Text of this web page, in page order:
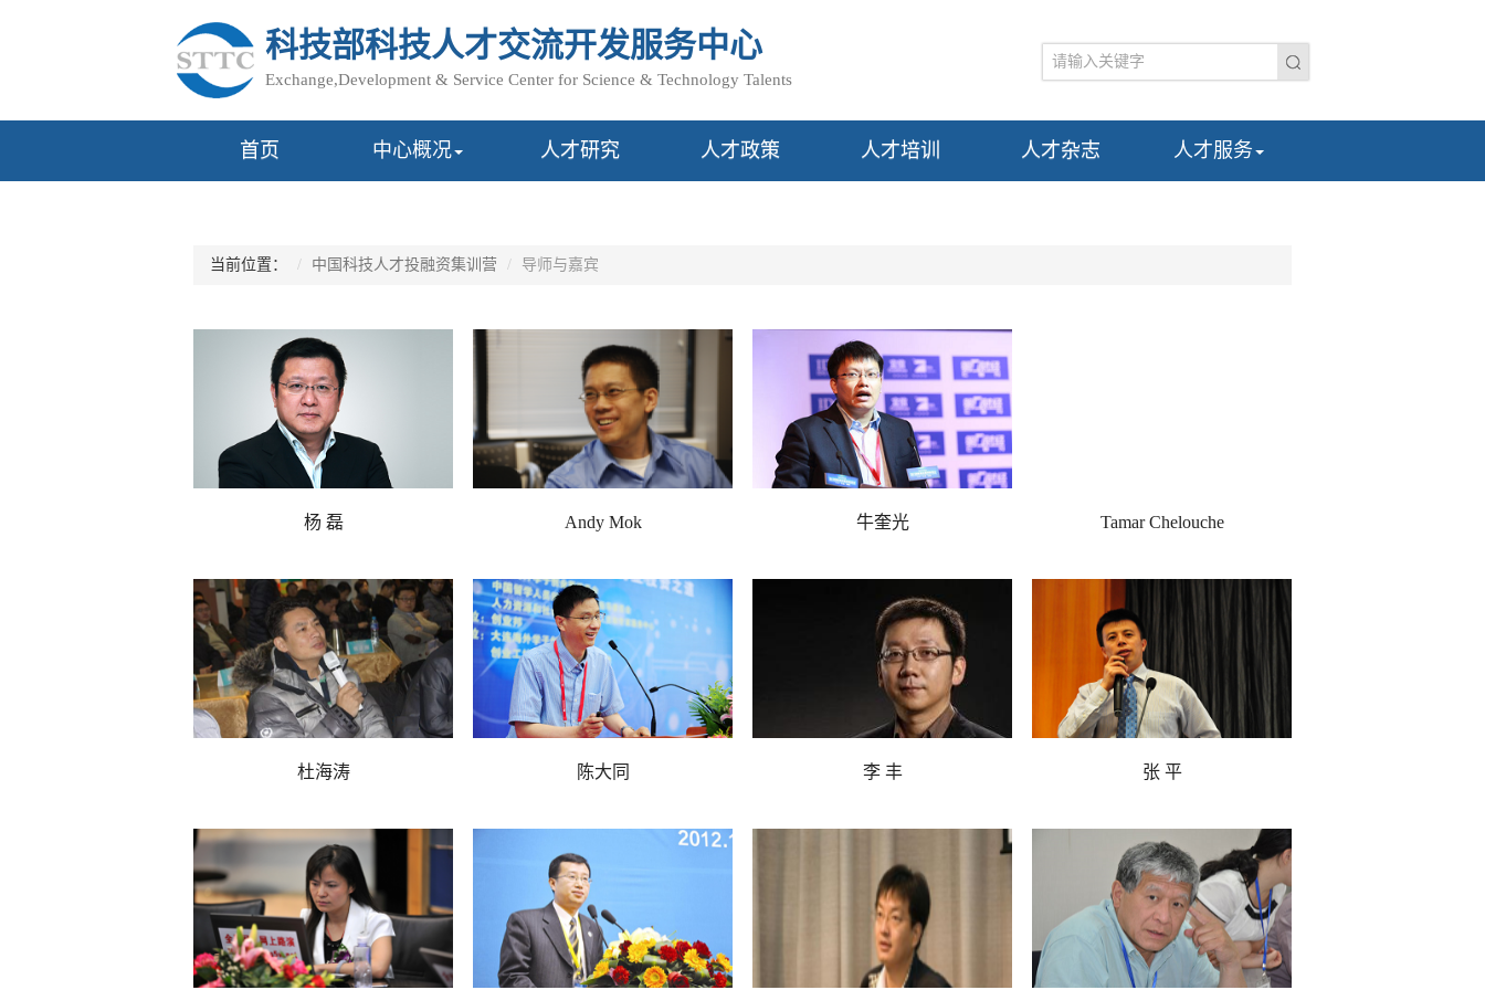
科技部科技人才交流开发服务中心
Exchange,Development & Service Center for Science & Technology Talents
首页 中心概况 人才研究 人才政策 人才培训 人才杂志 人才服务
当前位置： 中国科技人才投融资集训营 导师与嘉宾
杨 磊
院北京校友会主席
Andy Mok 牛奎光
性创新思维（SIT）副总裁
Tamar Chelouche
杜海涛 陈大同 李 丰
律顾问
张 平